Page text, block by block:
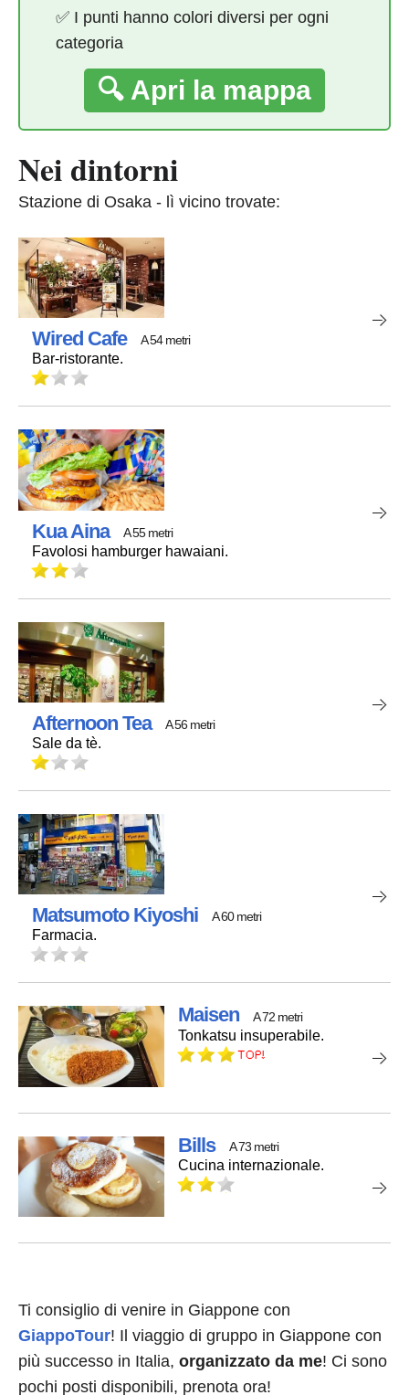
✅ I punti hanno colori diversi per ogni
categoria
🔍 Apri la mappa
Nei dintorni
Stazione di Osaka - lì vicino trovate:
Wired Cafe A 54 metri
Bar-ristorante.
Kua Aina A 55 metri
Favolosi hamburger hawaiani.
Afternoon Tea A 56 metri
Sale da tè.
Matsumoto Kiyoshi A 60 metri
Farmacia.
Maisen A 72 metri
Tonkatsu insuperabile.
Bills A 73 metri
Cucina internazionale.
Ti consiglio di venire in Giappone con
GiappoTour! Il viaggio di gruppo in Giappone con
più successo in Italia, organizzato da me! Ci sono
pochi posti disponibili, prenota ora!